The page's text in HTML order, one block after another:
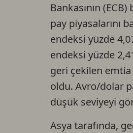
Bankasının
pay piyasalarını
endeksi yüzde
endeksi yüzde
geri çekilen emtia
oldu. Avro/dolar
düşük seviyeyi
Asya tarafında,